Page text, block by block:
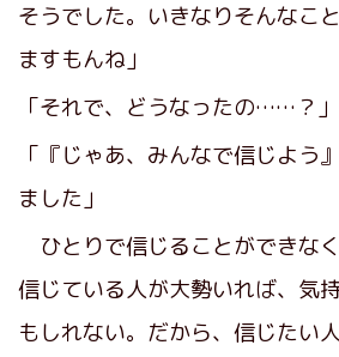
そうでした。いきなりそんなこ
ますもんね」
「それで、どうなったの……？」
「『じゃあ、みんなで信じよう
ました」
ひとりで信じることができな
信じている人が大勢いれば、気
もしれない。だから、信じたい